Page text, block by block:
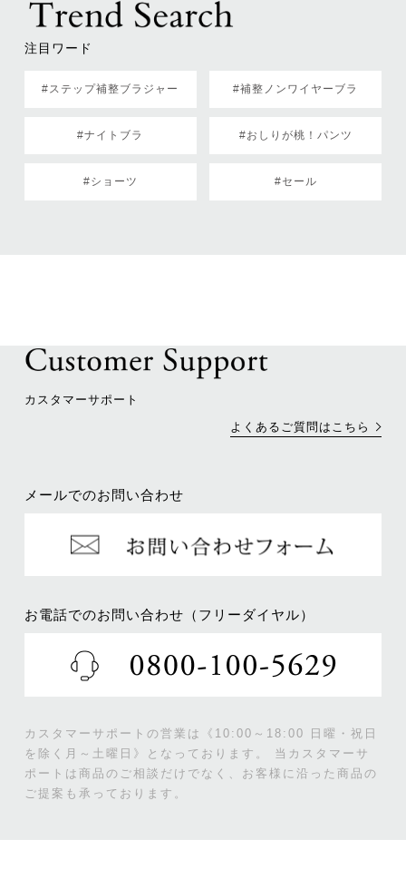
注目ワード
#ステップ補整ブラジャー #補整ノンワイヤーブラ
#ナイトブラ #おしりが桃！パンツ
#ショーツ #セール
カスタマーサポート
よくあるご質問はこちら
メールでのお問い合わせ
お電話でのお問い合わせ（フリーダイヤル）
カスタマーサポートの営業は《10:00～18:00 日曜・祝日
を除く月～土曜日》となっております。
当カスタマーサ
ポートは商品のご相談だけでなく、お客様に沿った商品の
ご提案も承っております。